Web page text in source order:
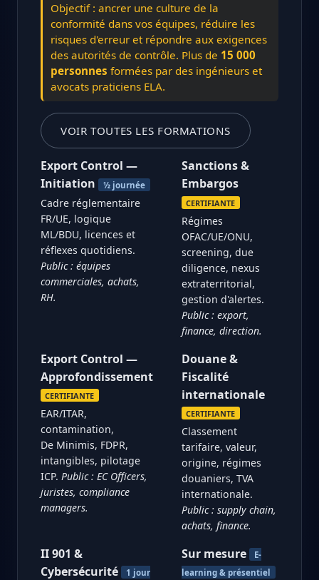
Objectif : ancrer une culture de la
conformité dans vos équipes, réduire les
risques d'erreur et répondre aux exigences
des autorités de contrôle. Plus de 15 000
personnes formées par des ingénieurs et
avocats praticiens ELA.
VOIR TOUTES LES FORMATIONS
Export Control —
Initiation
½ journée
Cadre réglementaire
FR/UE, logique
ML/BDU, licences et
réflexes quotidiens.
Public : équipes
commerciales, achats,
RH.
Sanctions &
Embargos
CERTIFIANTE
Régimes
OFAC/UE/ONU,
screening, due
diligence, nexus
extraterritorial,
gestion d'alertes.
Public : export,
finance, direction.
Export Control —
Approfondissement
CERTIFIANTE
EAR/ITAR,
contamination,
De Minimis, FDPR,
intangibles, pilotage
ICP. Public : EC Officers,
juristes, compliance
managers.
Douane &
Fiscalité
internationale
CERTIFIANTE
Classement
tarifaire, valeur,
origine, régimes
douaniers, TVA
internationale.
Public : supply chain,
achats, finance.
II 901 &
Cybersécurité
1 jour
Sur mesure
E-
learning & présentiel